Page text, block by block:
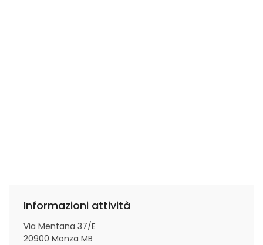
Informazioni attività
Via Mentana 37/E
20900 Monza MB